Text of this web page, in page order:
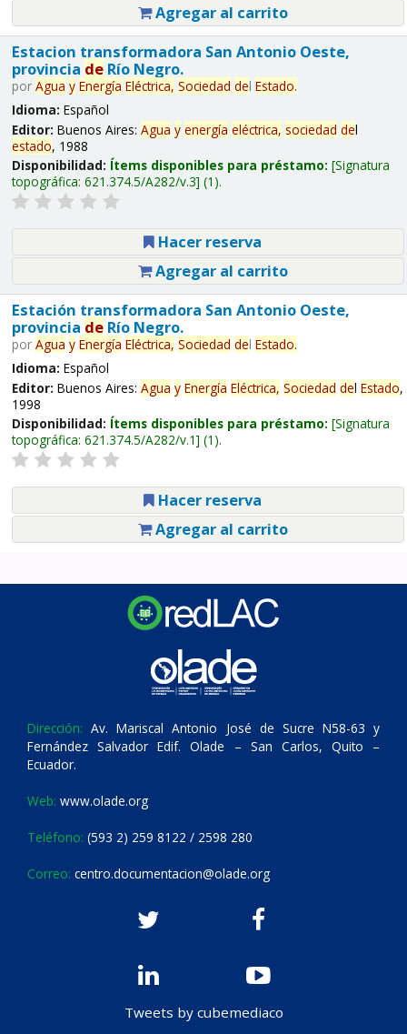
Agregar al carrito
Estacion transformadora San Antonio Oeste,
provincia deRío Negro.
por Agua y Energía Eléctrica, Sociedad del Estado.
Idioma: Español
Editor: Buenos Aires: Agua y energía eléctrica, sociedad del
estado, 1988
Disponibilidad: Ítems disponibles para préstamo: Signatura
topográfica: 621.374.5/A282/v.3 (1).
Hacer reserva
Agregar al carrito
Estación transformadora San Antonio Oeste,
provincia deRío Negro.
por Agua y Energía Eléctrica, Sociedad del Estado.
Idioma: Español
Editor: Buenos Aires: Agua y Energía Eléctrica, Sociedad del Estado,
1998
Disponibilidad: Ítems disponibles para préstamo: Signatura
topográfica: 621.374.5/A282/v.1 (1).
Hacer reserva
Agregar al carrito
Dirección: Av. Mariscal Antonio José de Sucre N58-63 y
Fernández Salvador Edif. Olade – San Carlos, Quito –
Ecuador.
Web: www.olade.org
Teléfono: (593 2) 259 8122 / 2598 280
Correo: centro.documentacion@olade.org
Tweets by cubemediaco